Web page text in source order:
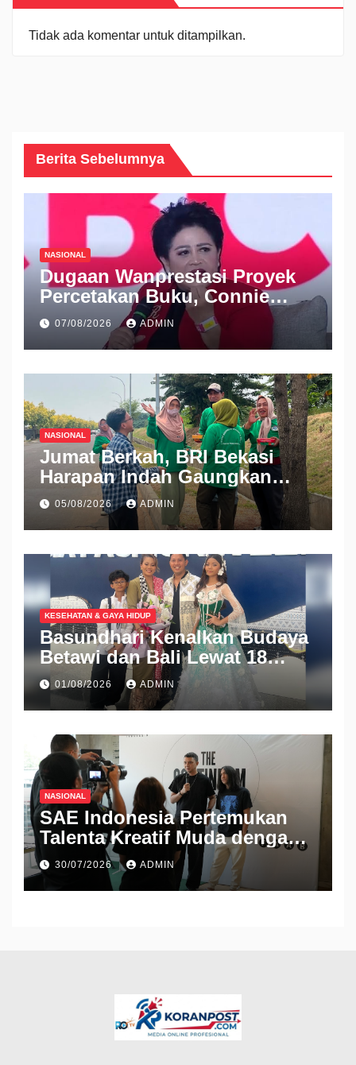
Tidak ada komentar untuk ditampilkan.
Berita Sebelumnya
NASIONAL
Dugaan Wanprestasi Proyek
Percetakan Buku, Connie
Rahakundini Bakrie Digugat
ke PN Cibinong
07/08/2026 ADMIN
NASIONAL
Jumat Berkah, BRI Bekasi
Harapan Indah Gaungkan
Semangat Berbagi
05/08/2026 ADMIN
KESEHATAN & GAYA HIDUP
Basundhari Kenalkan Budaya
Betawi dan Bali Lewat 18
Koleksi Ready to Wear di IFW
2026
01/08/2026 ADMIN
NASIONAL
SAE Indonesia Pertemukan
Talenta Kreatif Muda dengan
Industri Lewat Pameran THE
CONTINUUM 2026
30/07/2026 ADMIN